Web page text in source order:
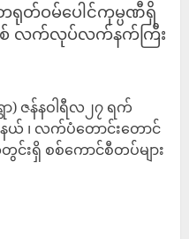
တ်ဝမ်ပေါင်ကုမ္ပဏီရှိ
စ် လက်လုပ်လက်နက်ကြီး
ာ) ဇန်နဝါရီလ၂၇ ရက်
နယ် ၊ လက်ပံတောင်းတောင်
းရှိ စစ်ကောင်စီတပ်များ